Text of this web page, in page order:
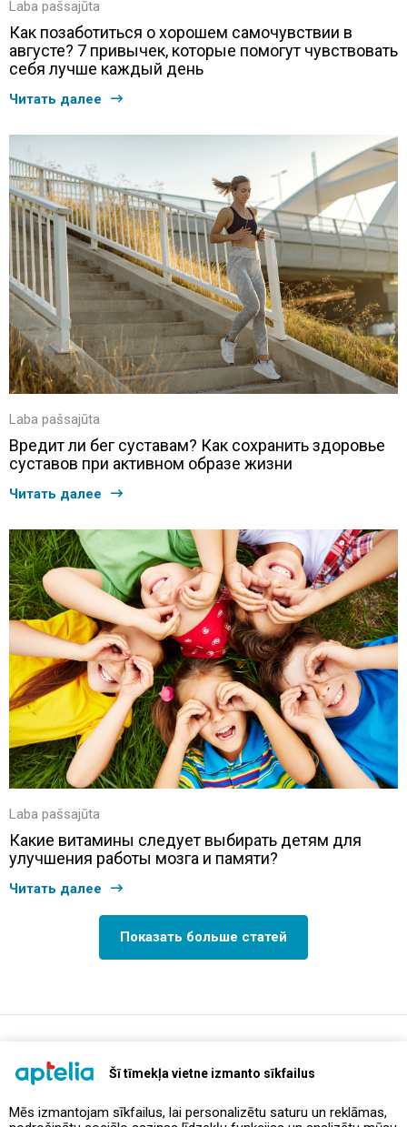
Šī tīmekļa vietne izmanto sīkfailus
Mēs izmantojam sīkfailus, lai personalizētu saturu un reklāmas,
Laba pašsajūta
Как позаботиться о хорошем самочувствии в
августе? 7 привычек, которые помогут чувствовать
себя лучше каждый день
Читать далее
Laba pašsajūta
Вредит ли бег суставам? Как сохранить здоровье
суставов при активном образе жизни
Читать далее
Laba pašsajūta
Какие витамины следует выбирать детям для
улучшения работы мозга и памяти?
Читать далее
Показать больше статей